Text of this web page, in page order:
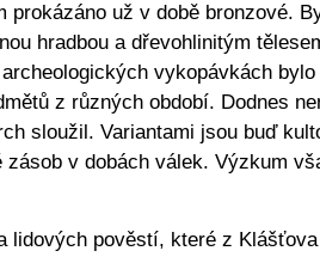
prokázáno už v době bronzové.
hradbou a dřevohlinitým
vykopávkách bylo
z různých období. Dodnes
sloužil. Variantami jsou buď
zásob v dobách válek. Výzkum
lidových pověstí, které z